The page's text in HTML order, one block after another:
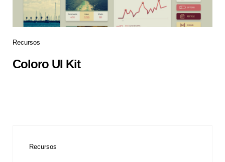
Recursos
Coloro UI Kit
Recursos